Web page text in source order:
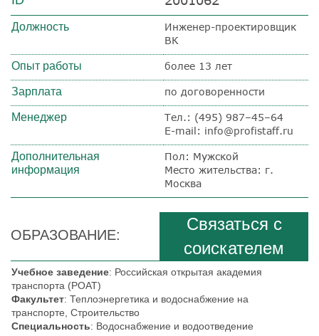
Должность
Инженер-проектировщик
ВК
Опыт работы более 13 лет
Зарплата по договоренности
Менеджер Тел.: (495) 987–45–64
E-mail: info@profistaff.ru
Дополнительная
информация
Пол: Мужской
Место жительства: г.
Москва
Связаться с
соискателем
ОБРАЗОВАНИЕ:
Учебное заведение: Российская открытая академия
транспорта (РОАТ)
Факультет: Теплоэнергетика и водоснабжение на
транспорте, Строительство
Специальность: Водоснабжение и водоотведение